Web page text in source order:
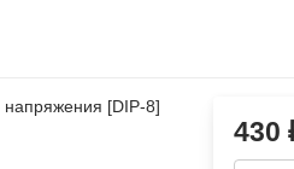
[DIP-8]
430